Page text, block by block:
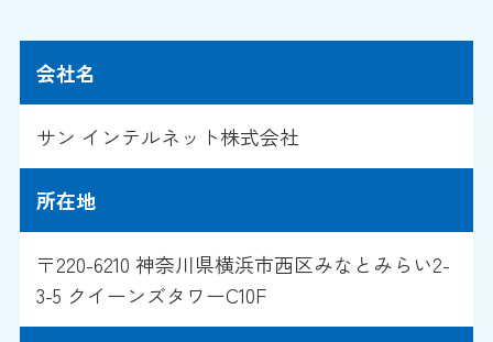
会社名
サン インテルネット株式会社
所在地
〒220-6210 神奈川県横浜市西区みなとみらい2-
3-5 クイーンズタワーC10F